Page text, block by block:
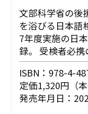
文部科学省の後
を浴びる日本語
7年度実施の日
録。 受検者必携
ISBN：978-4-
定価1,320円（
発売年月日：